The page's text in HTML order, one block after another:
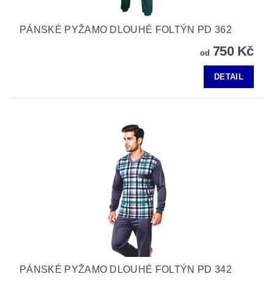
PÁNSKÉ PYŽAMO DLOUHÉ FOLTÝN PD 362
od 750 Kč
DETAIL
PÁNSKÉ PYŽAMO DLOUHÉ FOLTÝN PD 342